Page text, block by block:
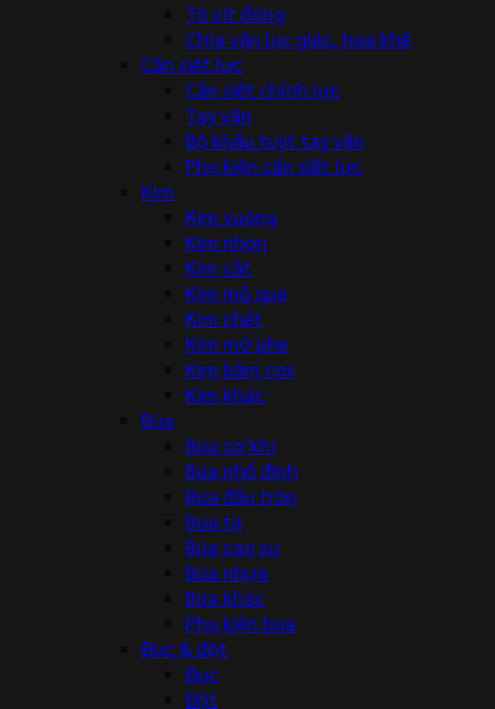
Tô vít đóng
Chìa vặn lục giác, hoa khế
Cần siết lực
Cần siết chỉnh lực
Tay vặn
Bộ khẩu tuýt tay vặn
Phụ kiện cần siết lực
Kìm
Kìm vuông
Kìm nhọn
Kìm cắt
Kìm mỏ quạ
Kìm chết
Kìm mở phe
Kìm bấm cos
Kìm khác
Búa
Búa cơ khí
Búa nhổ đinh
Búa đầu tròn
Búa tạ
Búa cao su
Búa nhựa
Búa khác
Phụ kiện búa
Đục & đột
Đục
Đột